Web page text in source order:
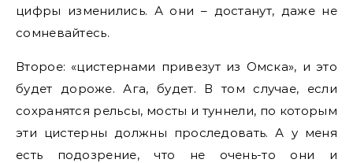
цифры изменились. А они – достанут, даже не
сомневайтесь.
Второе: «цистернами привезут из Омска», и это
будет дороже. Ага, будет. В том случае, если
сохранятся рельсы, мосты и туннели, по которым
эти цистерны должны проследовать. А у меня
есть подозрение, что не очень-то они и